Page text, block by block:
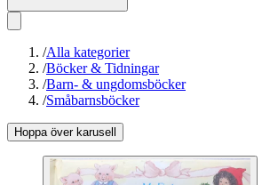
/Alla kategorier
/Böcker & Tidningar
/Barn- & ungdomsböcker
/Småbarnsböcker
Hoppa över karusell